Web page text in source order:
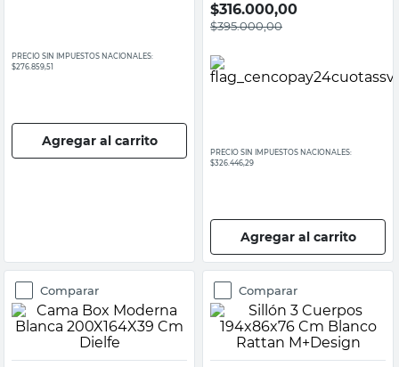
PRECIO SIN IMPUESTOS NACIONALES:
$276.859,51
Agregar al carrito
$316.000,00
$395.000,00
PRECIO SIN IMPUESTOS NACIONALES:
$326.446,29
Agregar al carrito
Comparar Comparar